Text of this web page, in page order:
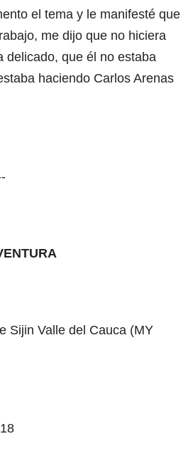
el tema y le manifesté que
me dijo que no hiciera
delicado, que él no estaba
haciendo Carlos Arenas
Sijin Valle del Cauca (MY